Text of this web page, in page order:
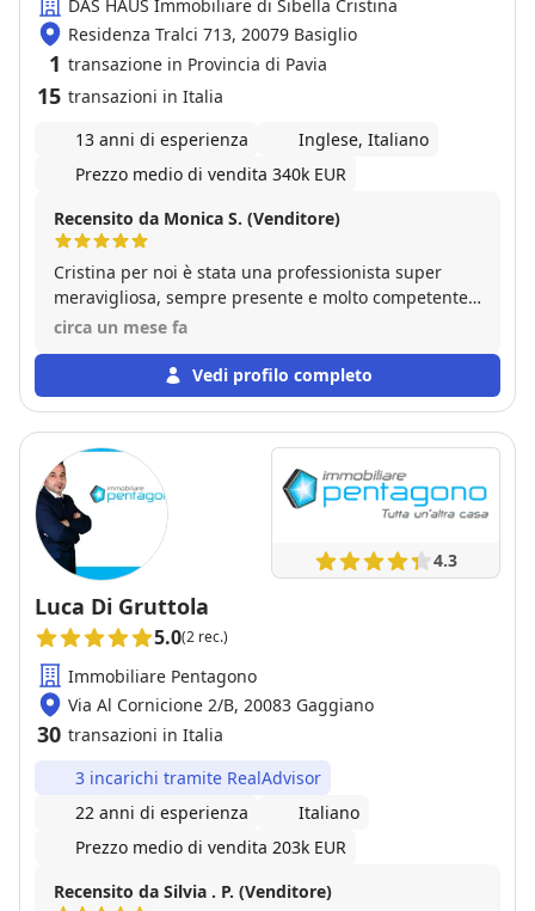
DAS HAUS Immobiliare di Sibella Cristina
Residenza Tralci 713, 20079 Basiglio
1 transazione in Provincia di Pavia
15 transazioni in Italia
13 anni di esperienza
Inglese, Italiano
Prezzo medio di vendita 340k EUR
Recensito da Monica S. (Venditore)
Cristina per noi è stata una professionista super
meravigliosa, sempre presente e molto competente.
Ci ha sempre supportato in ogni nostra difficoltà, sia
riguarda la vendita. Siamo stati molto contenti di
esserci affidati a Lei, è stata per noi un aiuto
grazie grazie
circa un mese fa
Vedi profilo completo
4.3
Luca Di Gruttola
5.0(2 rec.)
Immobiliare Pentagono
Via Al Cornicione 2/B, 20083 Gaggiano
30 transazioni in Italia
3 incarichi tramite RealAdvisor
22 anni di esperienza
Italiano
Prezzo medio di vendita 203k EUR
Recensito da Silvia . P. (Venditore)